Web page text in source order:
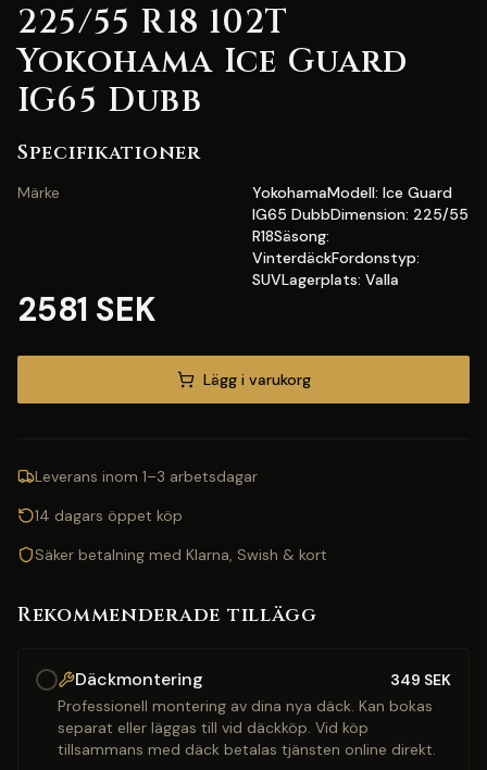
225/55 R18 102T
Yokohama Ice Guard
IG65 Dubb
Specifikationer
Märke
YokohamaModell: Ice Guard
IG65 DubbDimension: 225/55
R18Säsong:
VinterdäckFordonstyp:
SUVLagerplats: Valla
2581 SEK
Lägg i varukorg
Leverans inom 1–3 arbetsdagar
14 dagars öppet köp
Säker betalning med Klarna, Swish & kort
Rekommenderade tillägg
Däckmontering 349 SEK
Professionell montering av dina nya däck. Kan bokas
separat eller läggas till vid däckköp. Vid köp
tillsammans med däck betalas tjänsten online direkt.